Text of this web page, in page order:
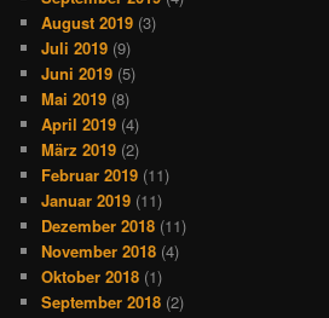
August 2019 (3)
Juli 2019 (9)
Juni 2019 (5)
Mai 2019 (8)
April 2019 (4)
März 2019 (2)
Februar 2019 (11)
Januar 2019 (11)
Dezember 2018 (11)
November 2018 (4)
Oktober 2018 (1)
September 2018 (2)